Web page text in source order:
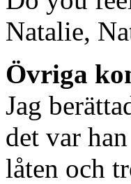
Natalie,
Övriga
Jag
det var
låten och